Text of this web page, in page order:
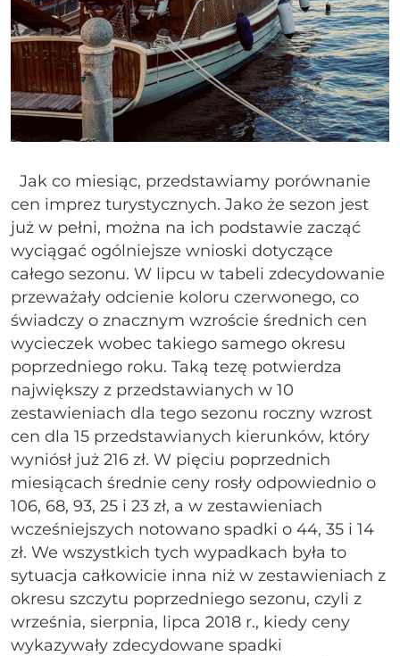
Jak co miesiąc, przedstawiamy porównanie
cen imprez turystycznych. Jako że sezon jest
już w pełni, można na ich podstawie zacząć
wyciągać ogólniejsze wnioski dotyczące
całego sezonu. W lipcu w tabeli zdecydowanie
przeważały odcienie koloru czerwonego, co
świadczy o znacznym wzroście średnich cen
wycieczek wobec takiego samego okresu
poprzedniego roku. Taką tezę potwierdza
największy z przedstawianych w 10
zestawieniach dla tego sezonu roczny wzrost
cen dla 15 przedstawianych kierunków, który
wyniósł już 216 zł. W pięciu poprzednich
miesiącach średnie ceny rosły odpowiednio o
106, 68, 93, 25 i 23 zł, a w zestawieniach
wcześniejszych notowano spadki o 44, 35 i 14
zł. We wszystkich tych wypadkach była to
sytuacja całkowicie inna niż w zestawieniach z
okresu szczytu poprzedniego sezonu, czyli z
września, sierpnia, lipca 2018 r., kiedy ceny
wykazywały zdecydowane spadki